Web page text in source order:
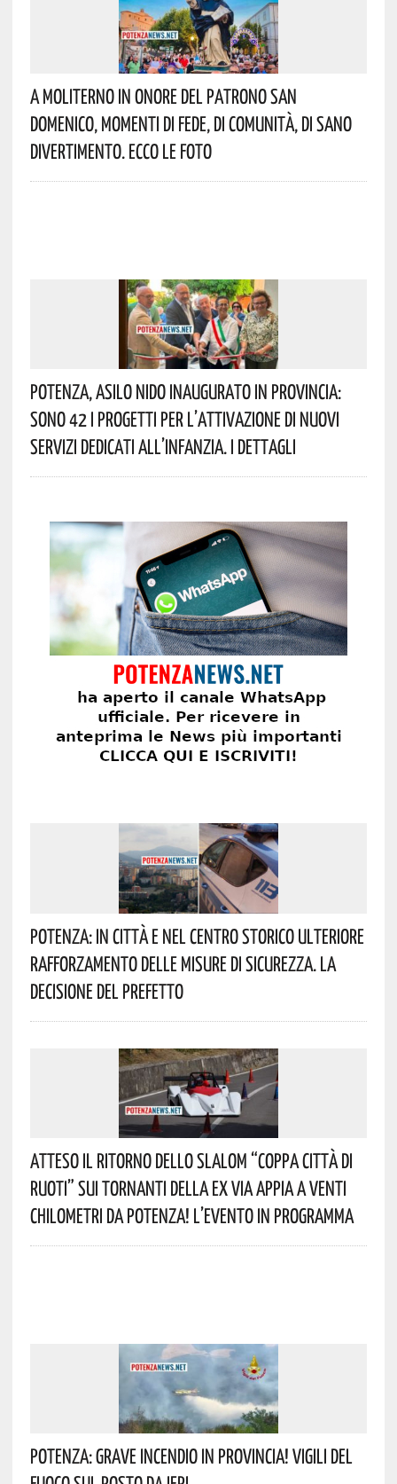
A Moliterno In Onore Del Patrono San
Domenico, Momenti Di Fede, Di Comunità, Di Sano
Divertimento. Ecco Le Foto
Potenza, Asilo Nido Inaugurato In Provincia:
Sono 42 I Progetti Per L’attivazione Di Nuovi
Servizi Dedicati All’infanzia. I Dettagli
Potenza: In Città E Nel Centro Storico Ulteriore
Rafforzamento Delle Misure Di Sicurezza. La
Decisione Del Prefetto
Atteso Il Ritorno Dello Slalom “Coppa Città Di
Ruoti” Sui Tornanti Della Ex Via Appia A Venti
Chilometri Da Potenza! L’evento In Programma
Potenza: Grave Incendio In Provincia! Vigili Del